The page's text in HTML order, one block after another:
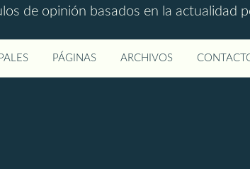
de opinión basados en la actualidad
PÁGINAS ARCHIVOS